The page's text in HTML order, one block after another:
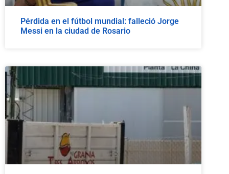
Pérdida en el fútbol mundial: falleció Jorge
Messi en la ciudad de Rosario